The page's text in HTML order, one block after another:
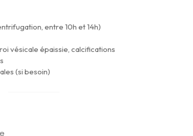
entre 10h et 14h)
vésicale épaissie, calcifications
(si besoin)